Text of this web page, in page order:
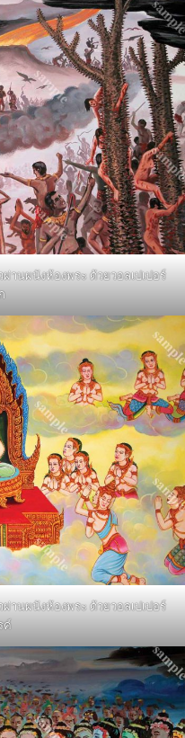
านผนังห้องพระ ด้วยวอลเปเปอร์
านผนังห้องพระ ด้วยวอลเปเปอร์
ค์